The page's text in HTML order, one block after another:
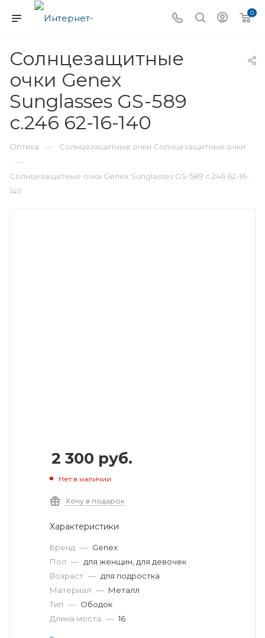
0
Солнцезащитные
очки Genex
Sunglasses GS-589
с.246 62-16-140
Оптика — Солнцезащитные очки Солнцезащитные очки
—
Солнцезащитные очки Genex Sunglasses GS-589 с.246 62-16-
140
2 300 руб.
Нет в наличии
Хочу в подарок
Характеристики
Бренд — Genex
Пол — для женщин, для девочек
Возраст — для подростка
Материал — Металл
Тип — Ободок
Длина моста — 16